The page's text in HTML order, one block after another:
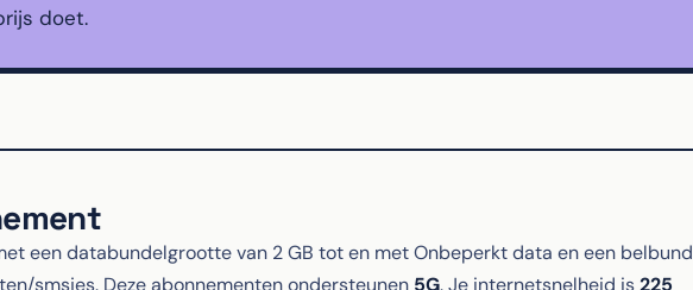
doet.
een databundelgrootte van 2 GB tot en met Onbeperkt data en een
smsjes. Deze abonnementen ondersteunen 5G. Je internetsnelheid is225